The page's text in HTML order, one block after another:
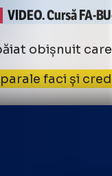
VIDEO.CursăFA-
obișnuit
faci și